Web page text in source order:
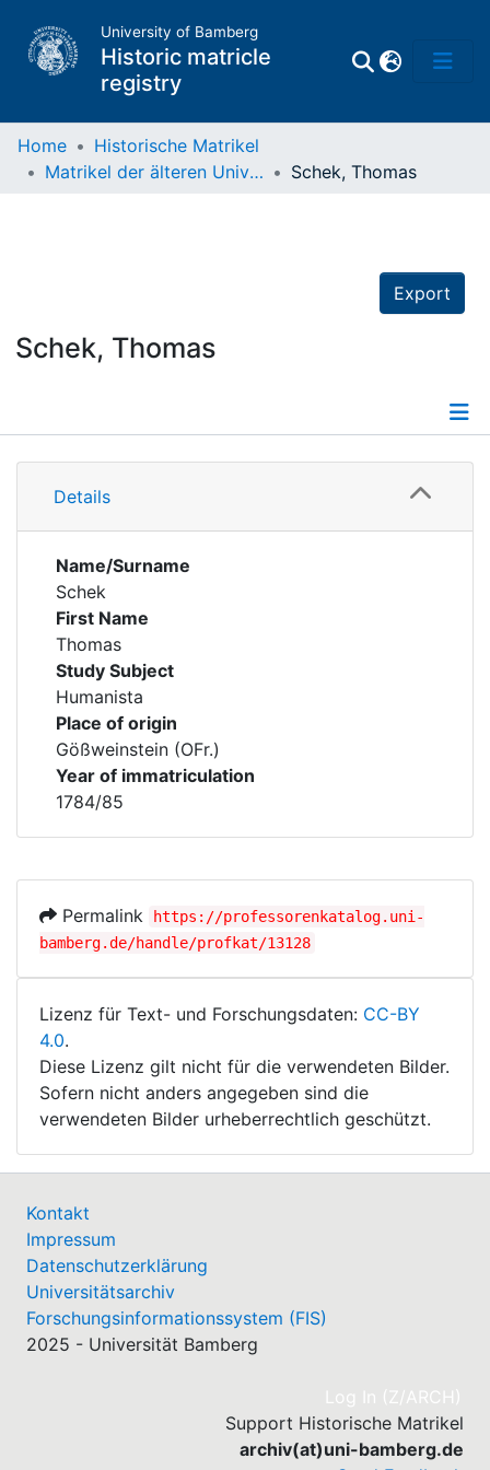
University of Bamberg
Historic matricle
registry
Home
Historische Matrikel
Matrikel der älteren Universität
Schek, Thomas
Export
Schek, Thomas
Details
Details
Name/Surname
Schek
First Name
Thomas
Study Subject
Humanista
Place of origin
Gößweinstein (OFr.)
Year of immatriculation
1784/85
Permalink
https://professorenkatalog.uni-
bamberg.de/handle/profkat/13128
Lizenz für Text- und Forschungsdaten: CC-BY
4.0.
Diese Lizenz gilt nicht für die verwendeten Bilder.
Sofern nicht anders angegeben sind die
verwendeten Bilder urheberrechtlich geschützt.
Kontakt
Impressum
Datenschutzerklärung
Universitätsarchiv
Forschungsinformationssystem (FIS)
2025 - Universität Bamberg
Log In (Z/ARCH)
Support Historische Matrikel
archiv(at)uni-bamberg.de